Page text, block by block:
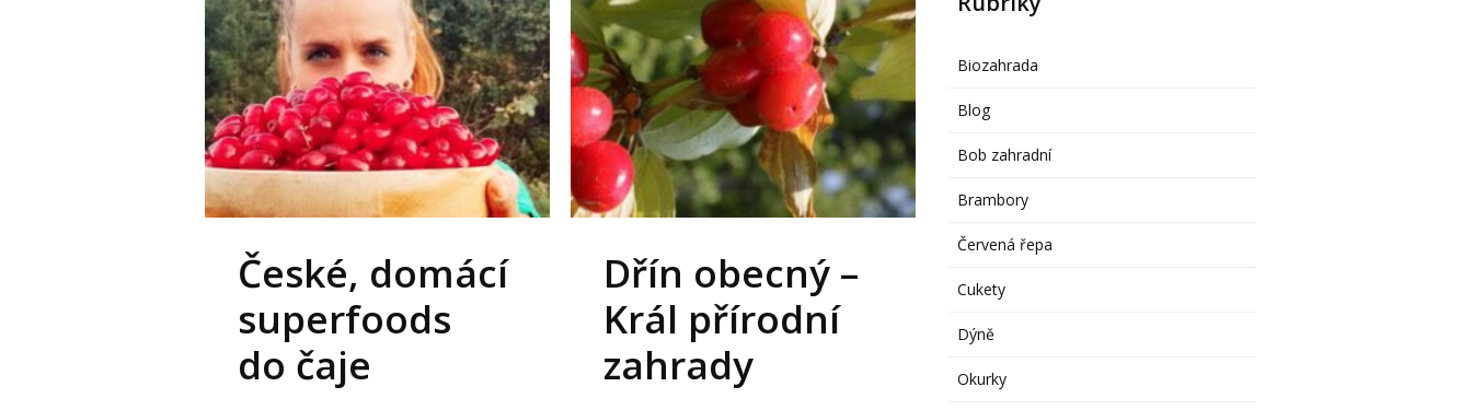
České, domácí
superfoods
do čaje
Dřín obecný –
Král přírodní
zahrady
Biozahrada
Blog
Bob zahradní
Brambory
Červená řepa
Cukety
Dýně
Okurky